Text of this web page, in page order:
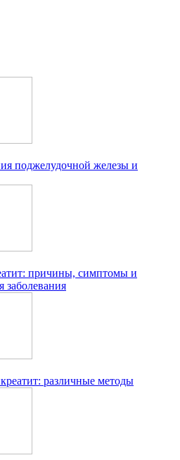
поджелудочной железы и
причины, симптомы и
заболевания
различные методы